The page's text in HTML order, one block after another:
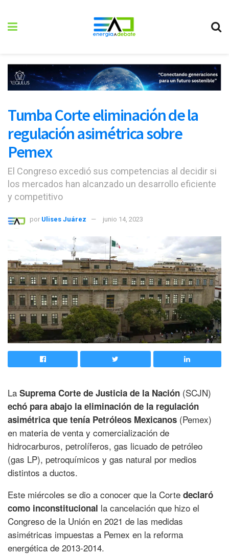
Tumba Corte eliminación de la
regulación asimétrica sobre
Pemex
El Congreso excedió sus competencias al decidir si
los mercados han alcanzado un desarrollo eficiente
y competitivo
por Ulises Juárez junio 14, 2023
La Suprema Corte de Justicia de la Nación (SCJN)
echó para abajo la eliminación de la regulación
asimétrica que tenía Petróleos Mexicanos (Pemex)
en materia de venta y comercialización de
hidrocarburos, petrolíferos, gas licuado de petróleo
(gas LP), petroquímicos y gas natural por medios
distintos a ductos.
Este miércoles se dio a conocer que la Corte declaró
como inconstitucional la cancelación que hizo el
Congreso de la Unión en 2021 de las medidas
asimétricas impuestas a Pemex en la reforma
energética de 2013-2014.